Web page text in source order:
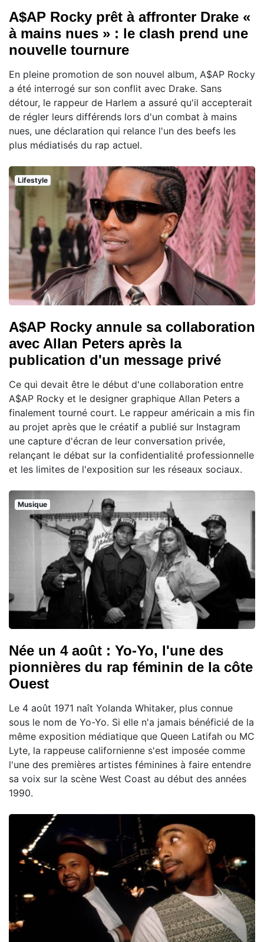
A$AP Rocky prêt à affronter Drake «
à mains nues » : le clash prend une
nouvelle tournure
En pleine promotion de son nouvel album, A$AP Rocky
a été interrogé sur son conflit avec Drake. Sans
détour, le rappeur de Harlem a assuré qu'il accepterait
de régler leurs différends lors d'un combat à mains
nues, une déclaration qui relance l'un des beefs les
plus médiatisés du rap actuel.
Lifestyle
A$AP Rocky annule sa collaboration
avec Allan Peters après la
publication d'un message privé
Ce qui devait être le début d'une collaboration entre
A$AP Rocky et le designer graphique Allan Peters a
finalement tourné court. Le rappeur américain a mis fin
au projet après que le créatif a publié sur Instagram
une capture d'écran de leur conversation privée,
relançant le débat sur la confidentialité professionnelle
et les limites de l'exposition sur les réseaux sociaux.
Musique
Née un 4 août : Yo-Yo, l'une des
pionnières du rap féminin de la côte
Ouest
Le 4 août 1971 naît Yolanda Whitaker, plus connue
sous le nom de Yo-Yo. Si elle n'a jamais bénéficié de la
même exposition médiatique que Queen Latifah ou MC
Lyte, la rappeuse californienne s'est imposée comme
l'une des premières artistes féminines à faire entendre
sa voix sur la scène West Coast au début des années
1990.